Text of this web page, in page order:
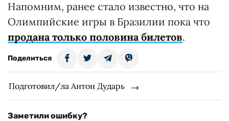
Напомним, ранее стало известно, что на
Олимпийские игры в Бразилии пока что
продана только половина билетов.
Поделиться
Подготовил/ла Антон Дударь
Заметили ошибку?